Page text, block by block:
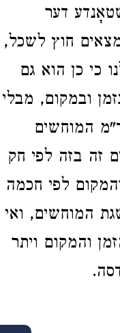
דער
חוץ לשכל,
כי כן הוא גם
ובמקום, מבלי
המוחשים
זה בזה לפי חק
לפי חכמה
המוחשים, ואי
והמקום ויתר